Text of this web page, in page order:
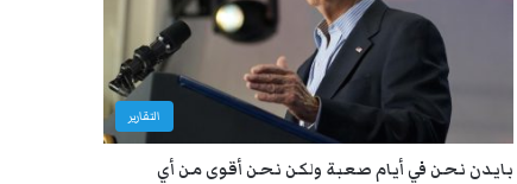
التقارير
بايدن نحن في أيام صعبة ولكن نحن أقوى من أي